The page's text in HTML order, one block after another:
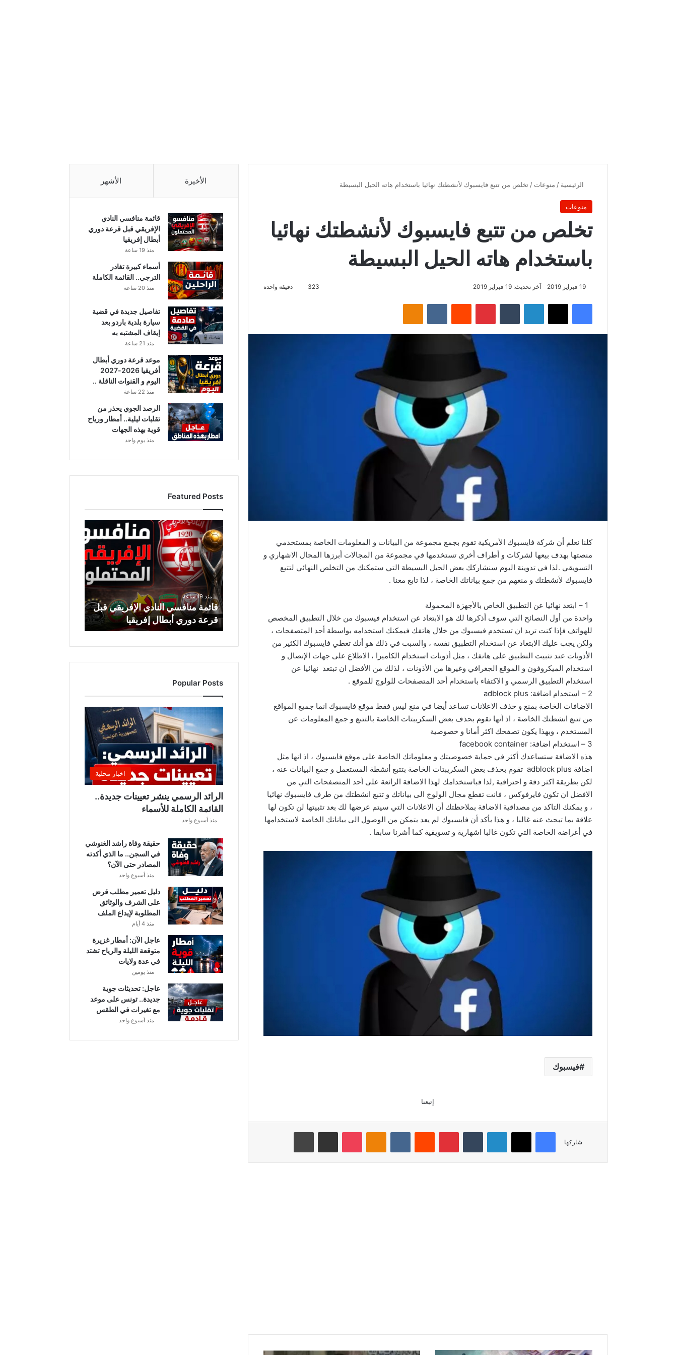
الرئيسية / منوعات / تخلص من تتبع فايسبوك لأنشطتك نهائيا باستخدام هاته الحيل البسيطة
منوعات
تخلص من تتبع فايسبوك لأنشطتك نهائيا
باستخدام هاته الحيل البسيطة
19 فبراير 2019 آخر تحديث: 19 فبراير 2019 323 دقيقة واحدة
فيسبوك لينكدإن بينتيريست
كلنا نعلم أن شركة فايسبوك الأمريكية تقوم بجمع مجموعة من البيانات و المعلومات الخاصة بمستخدمي
منصتها بهدف بيعها لشركات و أطراف أخرى تستخدمها في مجموعة من المجالات أبرزها المجال الاشهاري و
التسويقي .لذا في تدوينة اليوم سنشاركك بعض الحيل البسيطة التي ستمكنك من التخلص النهائي لتتبع
فايسبوك لأنشطتك و منعهم من جمع بياناتك الخاصة ، لذا تابع معنا .
واحدة من أول النصائح التي سوف أذكرها لك هو الابتعاد عن استخدام فيسبوك من خلال التطبيق المخصص
للهواتف فإذا كنت تريد ان تستخدم فيسبوك من خلال هاتفك فيمكنك استخدامه بواسطة أحد المتصفحات ،
ولكن يجب عليك الابتعاد عن استخدام التطبيق نفسه ، والسبب في ذلك هو أنك تعطي فايسبوك الكثير من
الأذونات عند تثبيت التطبيق على هاتفك ، مثل أذونات استخدام الكاميرا ، الاطلاع على جهات الإتصال و
استخدام الميكروفون و الموقع الجغرافي وغيرها من الأذونات ، لذلك من الأفضل ان تبتعد نهائيا عن
استخدام التطبيق الرسمي و الاكتفاء باستخدام أحد المتصفحات للولوج للموقع .
2 – استخدام اضافة: adblock plus
الاضافات الخاصة بمنع و حذف الاعلانات تساعد أيضا في منع ليس فقط موقع فايسبوك انما جميع المواقع
من تتبع انشطتك الخاصة ، اذ أنها تقوم بحذف بعض السكريبتات الخاصة بالتتبع و جمع المعلومات عن
المستخدم ، وبهذا يكون تصفحك اكثر أمانا و خصوصية
3 – استخدام اضافة: facebook container
هذه الاضافة ستساعدك أكثر في حماية خصوصيتك و معلوماتك الخاصة على موقع فايسبوك ، اذ انها مثل
اضافة adblock plus تقوم بحذف بعض السكريبتات الخاصة بتتبع أنشطة المستعمل و جمع البيانات عنه ،
لكن بطريقة اكثر دقة و احترافية ,لذا فباستخدامك لهذا الاضافة الرائعة على أحد المتصفحات التي من
الافضل ان تكون فايرفوكس ، فانت تقطع مجال الولوج الى بياناتك و تتبع انشطتك من طرف فايسبوك نهائيا
، و يمكنك التاكد من مصداقية الاضافة بملاحظتك أن الاعلانات التي سيتم عرضها لك بعد تثبيتها لن تكون لها
علاقة بما تبحث عنه غالبا ، و هذا يأكد أن فايسبوك لم يعد يتمكن من الوصول الى بياناتك الخاصة لاستخدامها
في أغراضه الخاصة التي تكون غالبا اشهارية و تسويقية كما أشرنا سابقا .
فيسبوك
إتبعنا
شاركها
فيسبوك لينكدإن بينتيريست
الأخيرة الأشهر
قائمة منافسي النادي
الإفريقي قبل قرعة دوري
أبطال إفريقيا
منذ 19 ساعة
أسماء كبيرة تغادر
الترجي.. القائمة الكاملة
منذ 20 ساعة
تفاصيل جديدة في قضية
سيارة بلدية باردو بعد
إيقاف المشتبه به
منذ 21 ساعة
موعد قرعة دوري أبطال
أفريقيا 2026-2027
اليوم و القنوات الناقلة ..
منذ 22 ساعة
الرصد الجوي يحذر من
تقلبات ليلية.. أمطار ورياح
قوية بهذه الجهات
منذ يوم واحد
Featured Posts
ق
ا
ئ
م
ة
م
ن
ا
ف
س
ي
ن
د
ي
ا
ف
ر
ي
ق
ي
ب
ل
ع
ة
د
و
ر
ي
أ
ب
ا
ل
إ
ف
ق
ي
ا
منذ 19 ساعة
قائمة منافسي النادي الإفريقي قبل
قرعة دوري أبطال إفريقيا
Popular Posts
اخبار محلية
الرائد الرسمي ينشر تعيينات جديدة..
القائمة الكاملة للأسماء
منذ أسبوع واحد
حقيقة وفاة راشد الغنوشي
في السجن.. ما الذي أكدته
المصادر حتى الآن؟
منذ أسبوع واحد
دليل تعمير مطلب قرض
على الشرف والوثائق
المطلوبة لإيداع الملف
منذ 4 أيام
عاجل الآن: أمطار غزيرة
متوقعة الليلة والرياح تشتد
في عدة ولايات
منذ يومين
عاجل: تحديثات جوية
جديدة.. تونس على موعد
مع تغيرات في الطقس
منذ أسبوع واحد